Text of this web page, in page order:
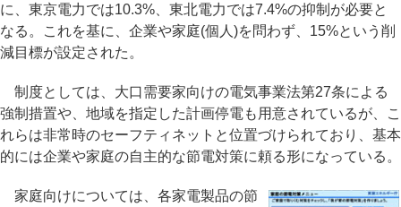
に、東京電力では10.3%、東北電力では7.4%の抑制が必要と
なる。これを基に、企業や家庭(個人)を問わず、15%という削
減目標が設定された。
制度としては、大口需要家向けの電気事業法第27条による
強制措置や、地域を指定した計画停電も用意されているが、こ
れらは非常時のセーフティネットと位置づけられており、基本
的には企業や家庭の自主的な節電対策に頼る形になっている。
家庭向けについては、各家電製品の節